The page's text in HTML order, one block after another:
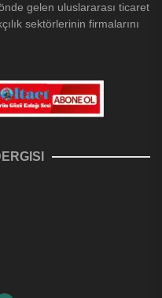
gelen uluslararası ticaret
sektörlerinin firmalarını